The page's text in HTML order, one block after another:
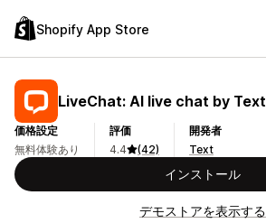
Shopify App Store
LiveChat: AI live chat by Text
価格設定
無料体験あり
評価
4.4
(42)
開発者
Text
インストール
デモストアを表示する